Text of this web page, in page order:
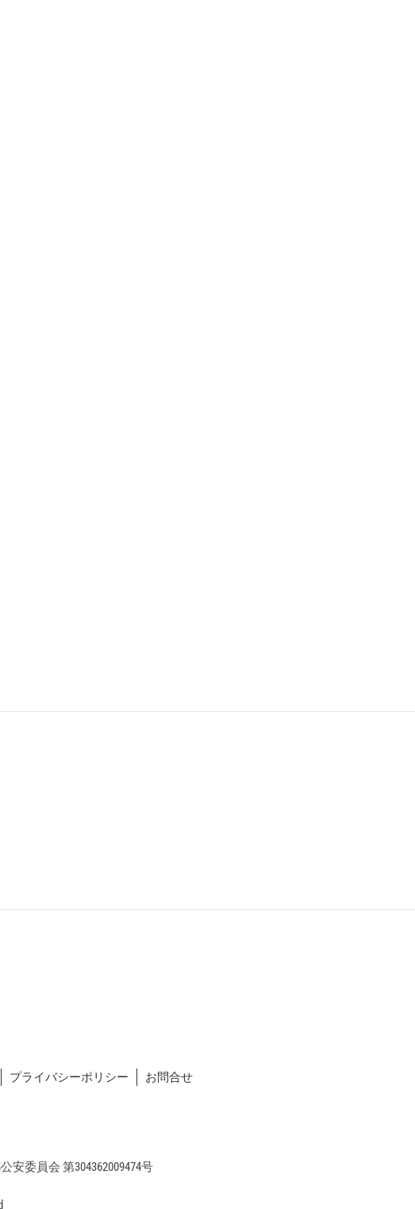
プライバシーポリシー お問合せ
安委員会 第304362009474号